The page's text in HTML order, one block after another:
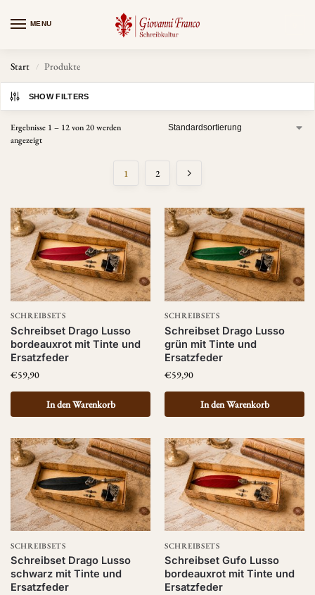
MENU
Start / Produkte
SHOW FILTERS
Ergebnisse 1 – 12 von 20 werden
angezeigt
1 2
SCHREIBSETS
Schreibset Drago Lusso
bordeauxrot mit Tinte und
Ersatzfeder
€59,90
In den Warenkorb
SCHREIBSETS
Schreibset Drago Lusso
grün mit Tinte und
Ersatzfeder
€59,90
In den Warenkorb
SCHREIBSETS
Schreibset Drago Lusso
schwarz mit Tinte und
Ersatzfeder
SCHREIBSETS
Schreibset Gufo Lusso
bordeauxrot mit Tinte und
Ersatzfeder